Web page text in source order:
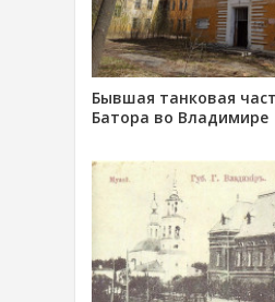
Бывшая танковая
Батора во Владимире